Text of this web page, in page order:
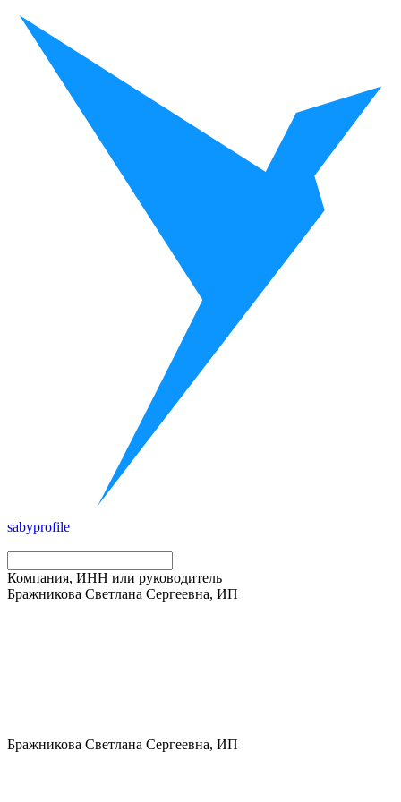
sabyprofile
Компания, ИНН или руководитель
Бражникова Светлана Сергеевна, ИП
Бражникова Светлана Сергеевна, ИП